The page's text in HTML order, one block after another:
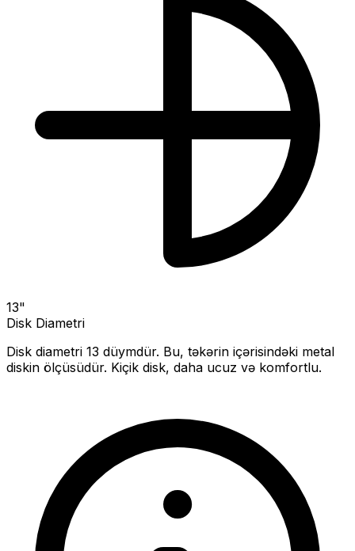
13"
Disk Diametri
Disk diametri 13 düymdür. Bu, təkərin içərisindəki metal
diskin ölçüsüdür. Kiçik disk, daha ucuz və komfortlu.